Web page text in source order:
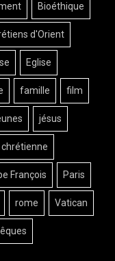
Bioéthique
d'Orient
Eglise
famille film
jésus
François Paris
rome Vatican